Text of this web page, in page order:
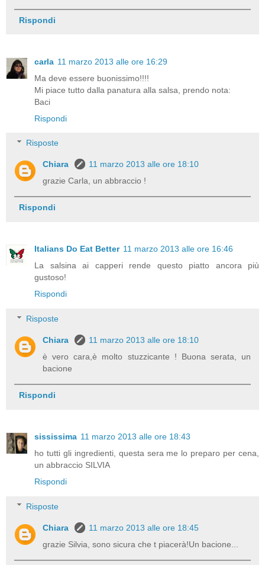
Rispondi
carla 11 marzo 2013 alle ore 16:29
Ma deve essere buonissimo!!!!
Mi piace tutto dalla panatura alla salsa, prendo nota:
Baci
Rispondi
Risposte
Chiara
11 marzo 2013 alle ore 18:10
grazie Carla, un abbraccio !
Rispondi
Italians Do Eat Better 11 marzo 2013 alle ore 16:46
La salsina ai capperi rende questo piatto ancora più
gustoso!
Rispondi
Risposte
Chiara
11 marzo 2013 alle ore 18:10
è vero cara,è molto stuzzicante ! Buona serata, un
bacione
Rispondi
sississima 11 marzo 2013 alle ore 18:43
ho tutti gli ingredienti, questa sera me lo preparo per cena,
un abbraccio SILVIA
Rispondi
Risposte
Chiara
11 marzo 2013 alle ore 18:45
grazie Silvia, sono sicura che t piacerà!Un bacione...